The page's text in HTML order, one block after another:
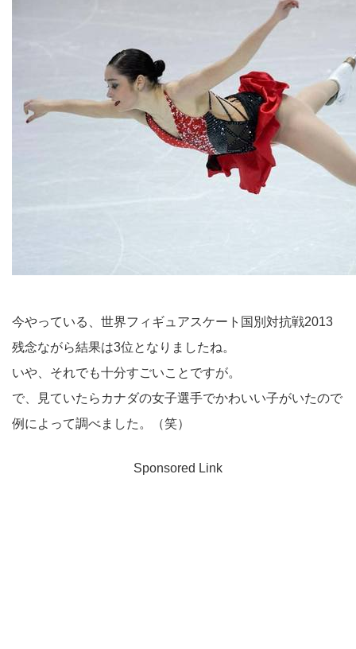
今やっている、世界フィギュアスケート国別対抗戦2013
残念ながら結果は3位となりましたね。
いや、それでも十分すごいことですが。
で、見ていたらカナダの女子選手でかわいい子がいたので
例によって調べました。（笑）
Sponsored Link